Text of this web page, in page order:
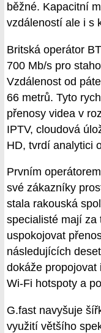
běžné. Kapacitní
vzdáleností ale i s
Britská operátor
700 Mb/s pro
Vzdálenost od
66 metrů. Tyto
přenosy videa v
IPTV, cloudová
HD, tvrdí analytici
Prvním
své zákazníky
stala rakouská
specialisté mají za
uspokojovat
následujících
dokáže
Wi-Fi hotspoty a
G.fast navyšuje
využití většího